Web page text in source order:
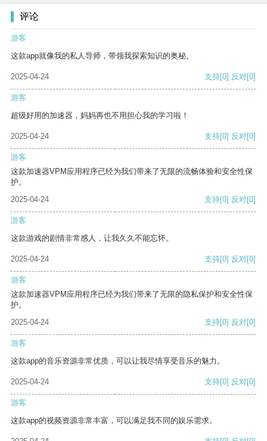
评论
游客
这款app就像我的私人导师，带领我探索知识的奥秘。
2025-04-24 支持[0] 反对[0]
游客
超级好用的加速器，妈妈再也不用担心我的学习啦！
2025-04-24 支持[0] 反对[0]
游客
这款加速器VPM应用程序已经为我们带来了无限的流畅体验和安全性保
护。
2025-04-24
支持[0] 反对[0]
游客
这款游戏的剧情非常感人，让我久久不能忘怀。
2025-04-24 支持[0] 反对[0]
游客
这款加速器VPM应用程序已经为我们带来了无限的隐私保护和安全性保
护。
2025-04-24
支持[0] 反对[0]
游客
这款app的音乐资源非常优质，可以让我尽情享受音乐的魅力。
2025-04-24 支持[0] 反对[0]
游客
这款app的视频资源非常丰富，可以满足我不同的娱乐需求。